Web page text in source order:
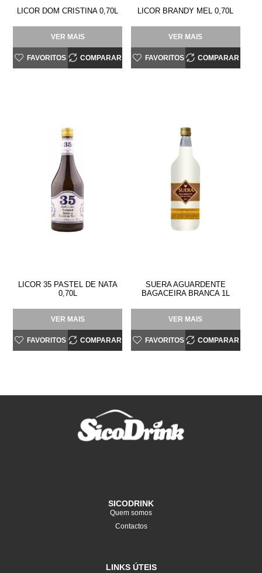
LICOR DOM CRISTINA 0,70L
VER MAIS
FAVORITOS COMPARAR
LICOR BRANDY MEL 0,70L
VER MAIS
FAVORITOS COMPARAR
LICOR 35 PASTEL DE NATA
0,70L
VER MAIS
FAVORITOS COMPARAR
SUERA AGUARDENTE
BAGACEIRA BRANCA 1L
VER MAIS
FAVORITOS COMPARAR
SICODRINK
Quem somos
Contactos
LINKS ÚTEIS